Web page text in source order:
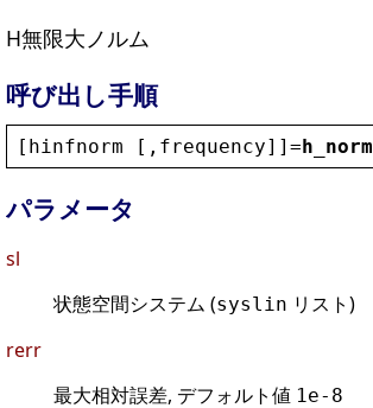
H無限大ノルム
呼び出し手順
[ hinfnorm [, frequency]]=h_norm
パラメータ
sl
状態空間システム (syslin リスト)
rerr
最大相対誤差, デフォルト値 1e-8